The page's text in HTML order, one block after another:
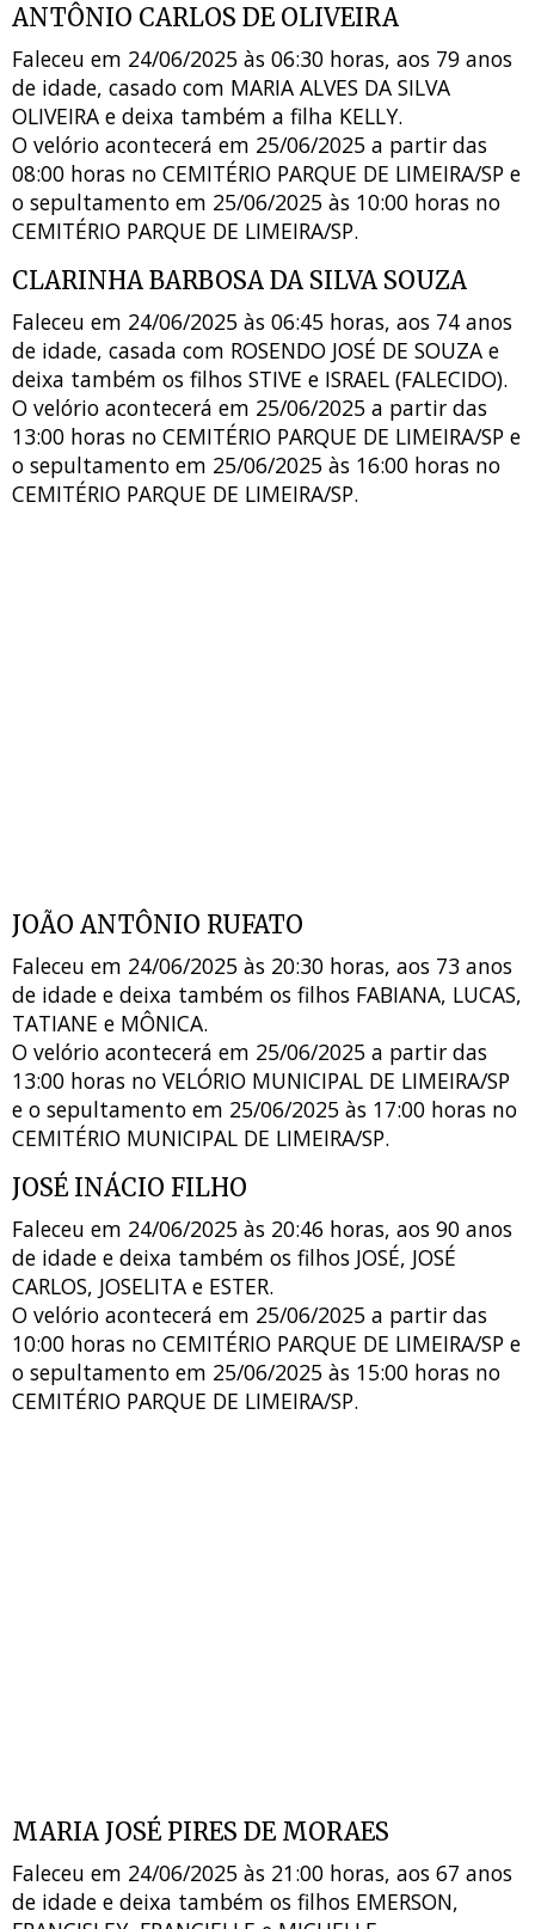
ANTÔNIO CARLOS DE OLIVEIRA
Faleceu em 24/06/2025 às 06:30 horas, aos 79 anos
de idade, casado com MARIA ALVES DA SILVA
OLIVEIRA e deixa também a filha KELLY.
O velório acontecerá em 25/06/2025 a partir das
08:00 horas no CEMITÉRIO PARQUE DE LIMEIRA/SP e
o sepultamento em 25/06/2025 às 10:00 horas no
CEMITÉRIO PARQUE DE LIMEIRA/SP.
CLARINHA BARBOSA DA SILVA SOUZA
Faleceu em 24/06/2025 às 06:45 horas, aos 74 anos
de idade, casada com ROSENDO JOSÉ DE SOUZA e
deixa também os filhos STIVE e ISRAEL (FALECIDO).
O velório acontecerá em 25/06/2025 a partir das
13:00 horas no CEMITÉRIO PARQUE DE LIMEIRA/SP e
o sepultamento em 25/06/2025 às 16:00 horas no
CEMITÉRIO PARQUE DE LIMEIRA/SP.
JOÃO ANTÔNIO RUFATO
Faleceu em 24/06/2025 às 20:30 horas, aos 73 anos
de idade e deixa também os filhos FABIANA, LUCAS,
TATIANE e MÔNICA.
O velório acontecerá em 25/06/2025 a partir das
13:00 horas no VELÓRIO MUNICIPAL DE LIMEIRA/SP
e o sepultamento em 25/06/2025 às 17:00 horas no
CEMITÉRIO MUNICIPAL DE LIMEIRA/SP.
JOSÉ INÁCIO FILHO
Faleceu em 24/06/2025 às 20:46 horas, aos 90 anos
de idade e deixa também os filhos JOSÉ, JOSÉ
CARLOS, JOSELITA e ESTER.
O velório acontecerá em 25/06/2025 a partir das
10:00 horas no CEMITÉRIO PARQUE DE LIMEIRA/SP e
o sepultamento em 25/06/2025 às 15:00 horas no
CEMITÉRIO PARQUE DE LIMEIRA/SP.
MARIA JOSÉ PIRES DE MORAES
Faleceu em 24/06/2025 às 21:00 horas, aos 67 anos
de idade e deixa também os filhos EMERSON,